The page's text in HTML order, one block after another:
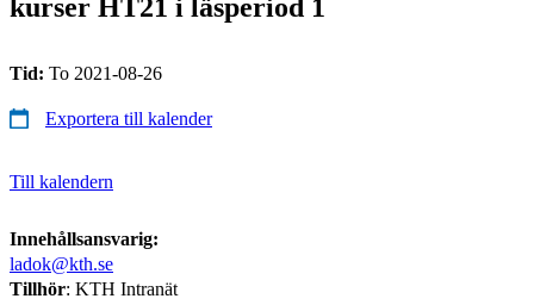
kurser HT21 i läsperiod 1
Tid: To 2021-08-26
Exportera till kalender
Till kalendern
Innehållsansvarig:
ladok@kth.se
Tillhör: KTH Intranät